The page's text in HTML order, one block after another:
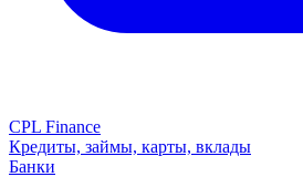
CPL Finance
Кредиты, займы, карты, вклады
Банки